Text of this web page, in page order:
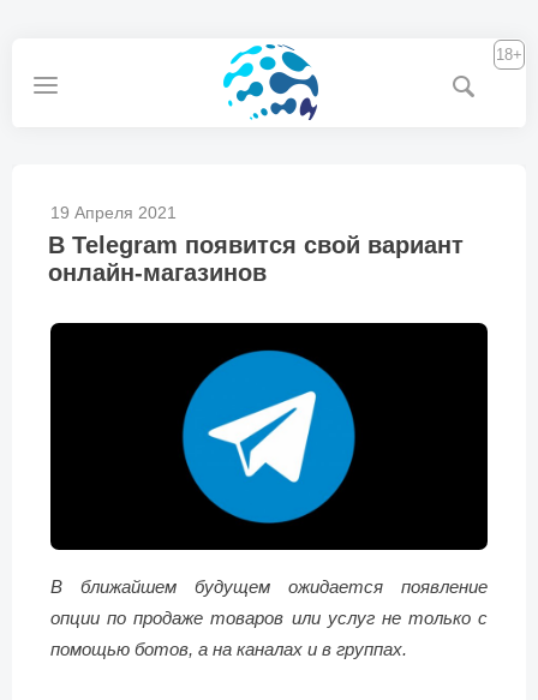
18+
19 Апреля 2021
В Telegram появится свой вариант
онлайн-магазинов
В ближайшем будущем ожидается появление
опции по продаже товаров или услуг не только с
помощью ботов, а на каналах и в группах.